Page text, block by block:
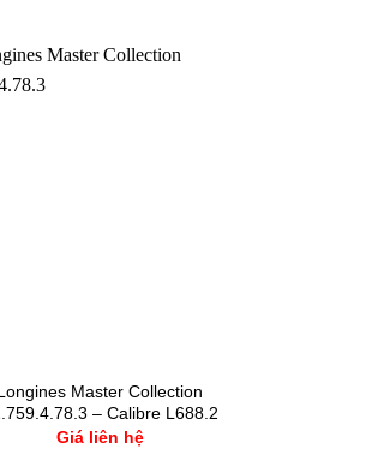
Master Collection
– Calibre L688.2
Giá liên hệ